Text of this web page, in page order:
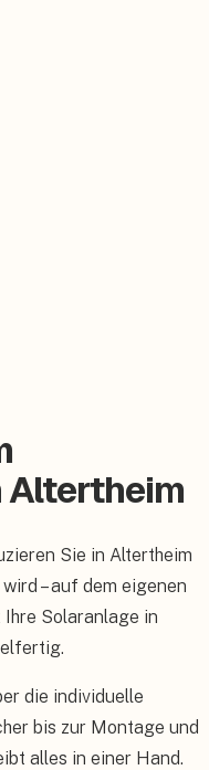
Altertheim
Sie in Altertheim
– auf dem eigenen
Solaranlage in
die individuelle
bis zur Montage und
alles in einer Hand.